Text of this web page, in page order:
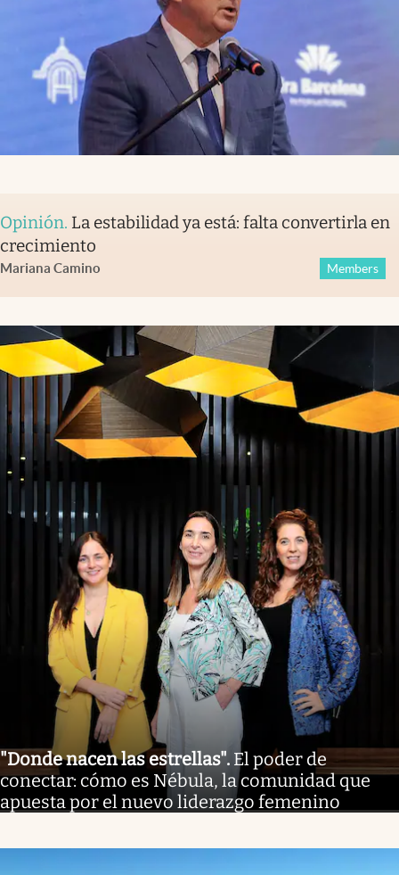
Opinión. La estabilidad ya está: falta convertirla en
crecimiento
Mariana Camino Members
"Donde nacen las estrellas". El poder de
conectar: cómo es Nébula, la comunidad que
apuesta por el nuevo liderazgo femenino